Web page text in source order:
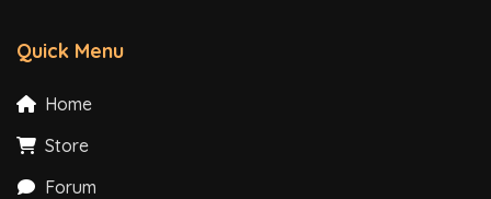
Quick Menu
Home
Store
Forum